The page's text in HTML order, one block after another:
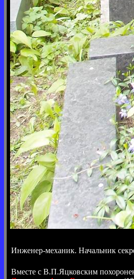
Инженер-механик. Начальник
Вместе с В.П.Яцковским